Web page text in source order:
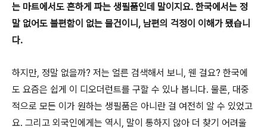
는 마트에서도 흔하게 파는 생필품인데 말이지요. 한국에서는 정
말 없어도 불편함이 없는 물건이니, 남편의 걱정이 이해가 됐습니
다.
하지만, 정말 없을까? 저는 얼른 검색해서 보니, 웬 걸요? 한국에
도 요즘은 쉽게 이 디오더런트를 구할 수 있나 봅니다. 물론, 대중
적으로 모든 이가 원하는 생필품은 아니란 걸 여전히 알 수 있었고
요. 그리고 외국인에게는 역시, 말이 통하지 않아 더 찾기 어려울